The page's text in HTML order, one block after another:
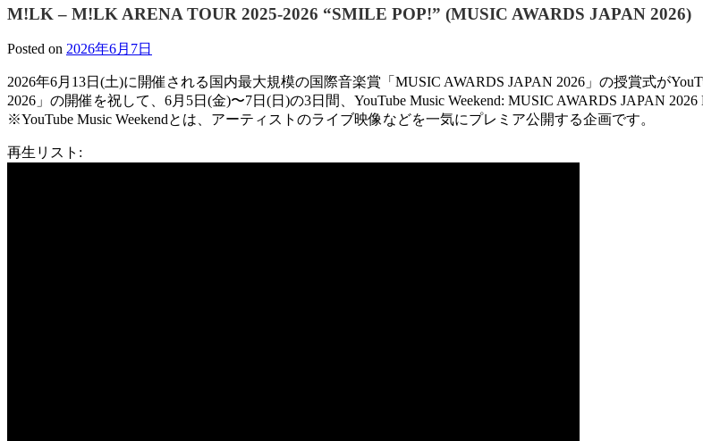
M!LK – M!LK ARENA TOUR 2025-2026 “SMILE POP!” (MUSIC AWARDS JAPAN 2026)
Posted on 2026年6月7日
2026年6⽉13⽇(⼟)に開催される国内最⼤規模の国際⾳楽賞「MUSIC AWARDS JAPAN 2026」の授賞式が
2026」の開催を祝して、6⽉5⽇(⾦)〜7⽇(⽇)の3⽇間、YouTube Music Weekend: MUSIC AWARDS JAPAN 2026
※YouTube Music Weekendとは、アーティストのライブ映像などを⼀気にプレミア公開する企画です。
再⽣リスト: